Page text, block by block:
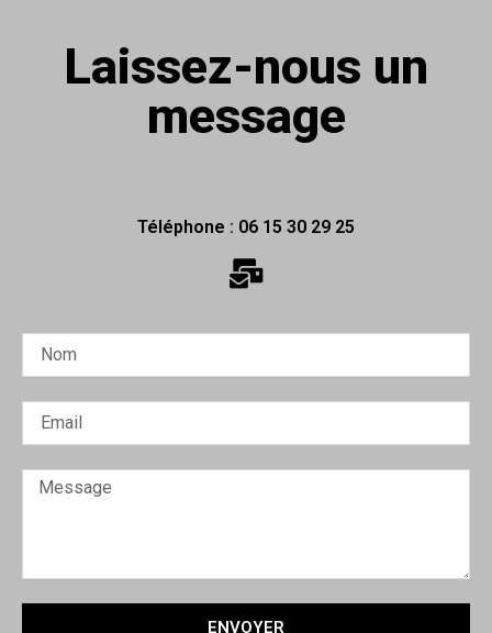
Laissez-nous un
message
Téléphone : 06 15 30 29 25
ENVOYER